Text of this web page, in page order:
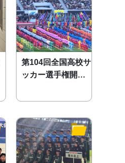
第104回全国高校サ
ッカー選手権開会